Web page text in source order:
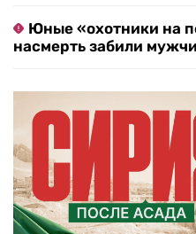
Юные «охотники на
насмерть забили